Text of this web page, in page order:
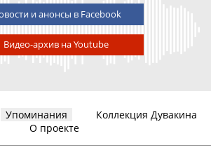
и анонсы в Facebook
Видео-архив на Youtube
Упоминания
Коллекция Дувакина
О проекте